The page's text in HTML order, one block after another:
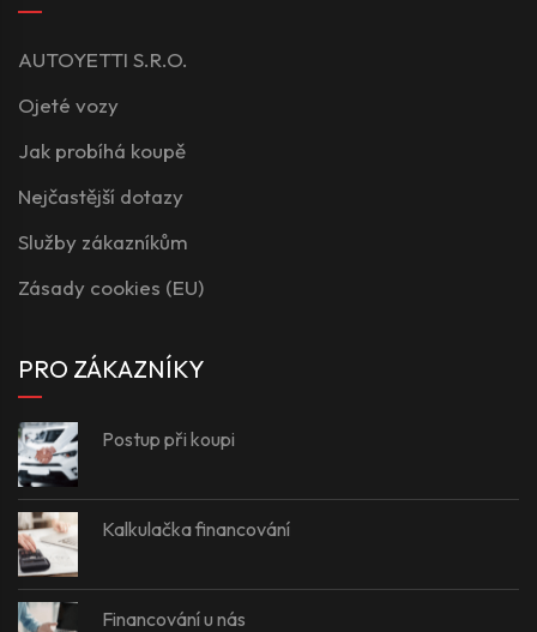
AUTOYETTI S.R.O.
Ojeté vozy
Jak probíhá koupě
Nejčastější dotazy
Služby zákazníkům
Zásady cookies (EU)
PRO ZÁKAZNÍKY
Postup při koupi
Kalkulačka financování
Financování u nás